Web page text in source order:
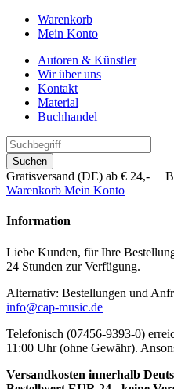
Warenkorb
Mein Konto
Autoren & Künstler
Wir über uns
Kontakt
Material
Buchhandel
Suchen
Gratisversand (DE) ab € 24,-
Warenkorb Mein Konto
Information
Liebe Kunden, für Ihre
24 Stunden zur Verfügung.
Alternativ: Bestellungen und
info@cap-music.de
Telefonisch (07456-9393-0)
11:00 Uhr (ohne Gewähr).
Versandkosten innerhalb